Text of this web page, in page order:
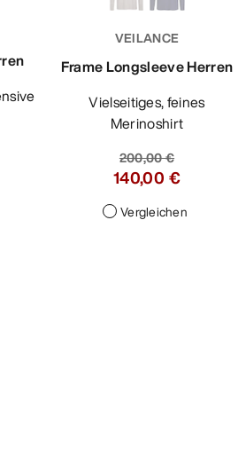
VEILANCE
Frame Longsleeve Herren
Vielseitiges, feines
Merinoshirt
200,00 €
140,00 €
Vergleichen